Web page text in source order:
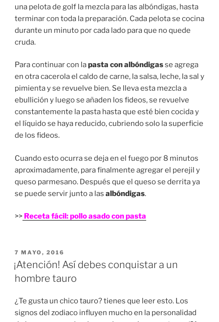
una pelota de golf la mezcla para las albóndigas, hasta
terminar con toda la preparación. Cada pelota se cocina
durante un minuto por cada lado para que no quede
cruda.
Para continuar con lapasta con albóndigasse agrega
en otra cacerola el caldo de carne, la salsa, leche, la sal y
pimienta y se revuelve bien. Se lleva esta mezcla a
ebullición y luego se añaden los fideos, se revuelve
constantemente la pasta hasta que esté bien cocida y
el líquido se haya reducido, cubriendo solo la superficie
de los fideos.
Cuando esto ocurra se deja en el fuego por 8 minutos
aproximadamente, para finalmente agregar el perejil y
queso parmesano. Después que el queso se derrita ya
se puede servir junto a las albóndigas.
>> Receta fácil: pollo asado con pasta
PUBLICADO
EN
7 MAYO, 2016
¡Atención! Así debes conquistar a un
hombre tauro
¿Te gusta un chico tauro? tienes que leer esto. Los
signos del zodiaco influyen mucho en la personalidad